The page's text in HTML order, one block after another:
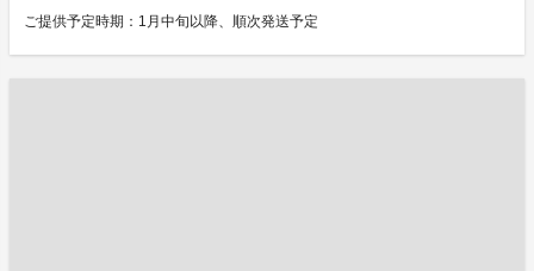
ご提供予定時期：1月中旬以降、順次発送予定